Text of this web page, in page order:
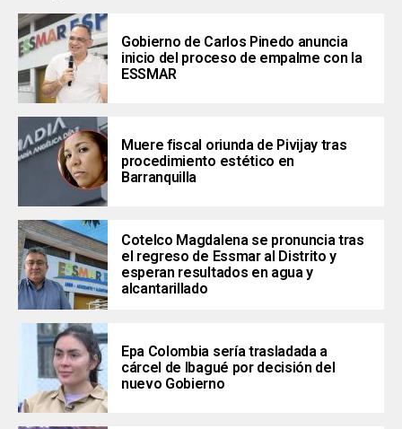
Gobierno de Carlos Pinedo anuncia
inicio del proceso de empalme con la
ESSMAR
Muere fiscal oriunda de Pivijay tras
procedimiento estético en
Barranquilla
Cotelco Magdalena se pronuncia tras
el regreso de Essmar al Distrito y
esperan resultados en agua y
alcantarillado
Epa Colombia sería trasladada a
cárcel de Ibagué por decisión del
nuevo Gobierno